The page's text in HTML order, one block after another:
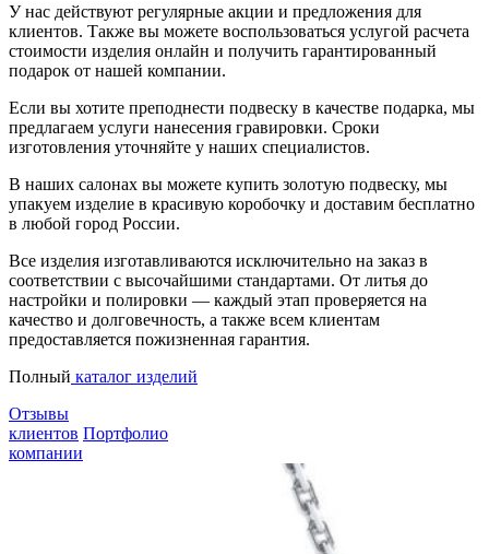
У нас действуют регулярные акции и предложения для
клиентов. Также вы можете воспользоваться услугой расчета
стоимости изделия онлайн и получить гарантированный
подарок от нашей компании.
Если вы хотите преподнести подвеску в качестве подарка, мы
предлагаем услуги нанесения гравировки. Сроки
изготовления уточняйте у наших специалистов.
В наших салонах вы можете купить золотую подвеску, мы
упакуем изделие в красивую коробочку и доставим бесплатно
в любой город России.
Все изделия изготавливаются исключительно на заказ в
соответствии с высочайшими стандартами. От литья до
настройки и полировки — каждый этап проверяется на
качество и долговечность, а также всем клиентам
предоставляется пожизненная гарантия.
Полный каталог изделий
Отзывы
клиентов Портфолио
компании